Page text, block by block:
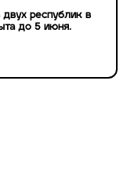
двух республик в
до 5 июня.